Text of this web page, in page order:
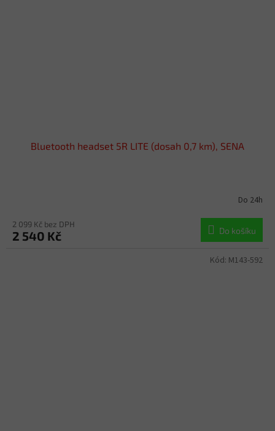
Bluetooth headset 5R LITE (dosah 0,7 km), SENA
Do 24h
2 099 Kč bez DPH
2 540 Kč Do košíku
Kód: M143-592